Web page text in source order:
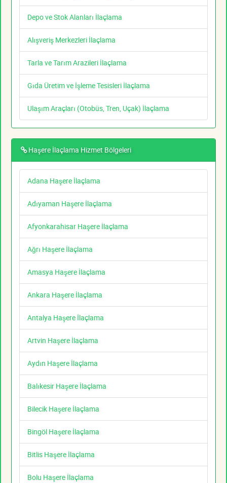
Depo ve Stok Alanları İlaçlama
Alışveriş Merkezleri İlaçlama
Tarla ve Tarım Arazileri İlaçlama
Gıda Üretim ve İşleme Tesisleri İlaçlama
Ulaşım Araçları (Otobüs, Tren, Uçak) İlaçlama
Haşere İlaçlama Hizmet Bölgeleri
Adana Haşere İlaçlama
Adıyaman Haşere İlaçlama
Afyonkarahisar Haşere İlaçlama
Ağrı Haşere İlaçlama
Amasya Haşere İlaçlama
Ankara Haşere İlaçlama
Antalya Haşere İlaçlama
Artvin Haşere İlaçlama
Aydın Haşere İlaçlama
Balıkesir Haşere İlaçlama
Bilecik Haşere İlaçlama
Bingöl Haşere İlaçlama
Bitlis Haşere İlaçlama
Bolu Haşere İlaçlama